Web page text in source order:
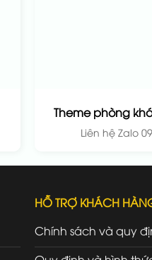
Theme phòng
Liên hệ Zalo
HỖ TRỢ KHÁCH
Chính sách và quy